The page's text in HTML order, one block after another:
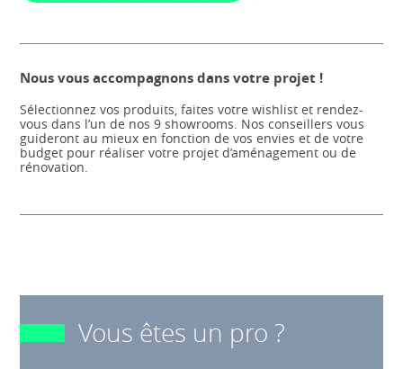
Nous vous accompagnons dans votre projet !
Sélectionnez vos produits, faites votre wishlist et rendez-
vous dans l’un de nos 9 showrooms. Nos conseillers vous
guideront au mieux en fonction de vos envies et de votre
budget pour réaliser votre projet d’aménagement ou de
rénovation.
Vous êtes un pro ?